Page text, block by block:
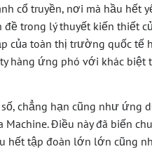
cổ truyền, nơi mà hầu hết
trong lý thuyết kiến thiết
của toàn thị trường quốc tế
hàng ứng phó với khác biệt
chẳng hạn cũng như ứng
Điều này đã biến
hết tập đoàn lớn lớn cũng